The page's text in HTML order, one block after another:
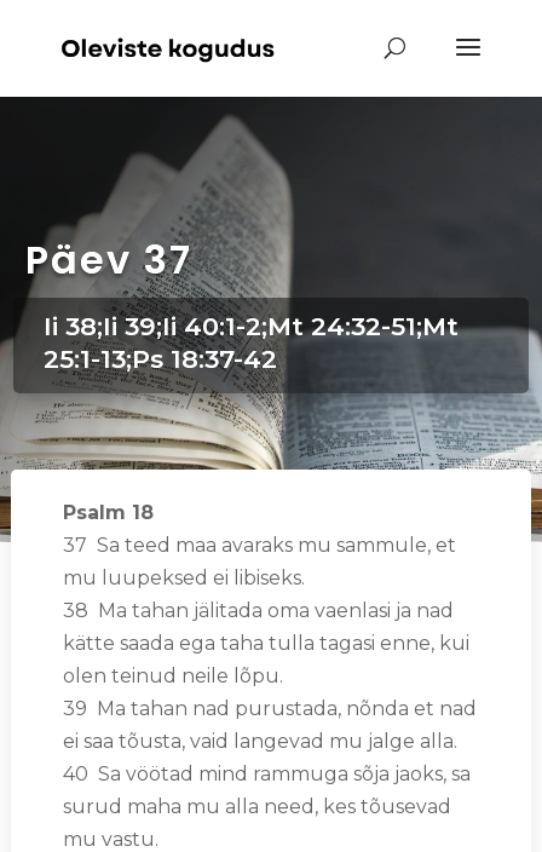
Päev 37
Ii 38;Ii 39;Ii 40:1-2;Mt 24:32-51;Mt
25:1-13;Ps 18:37-42
Psalm 18
37 Sa teed maa avaraks mu sammule, et
mu luupeksed ei libiseks.
38 Ma tahan jälitada oma vaenlasi ja nad
kätte saada ega taha tulla tagasi enne, kui
olen teinud neile lõpu.
39 Ma tahan nad purustada, nõnda et nad
ei saa tõusta, vaid langevad mu jalge alla.
40 Sa vöötad mind rammuga sõja jaoks, sa
surud maha mu alla need, kes tõusevad
mu vastu.